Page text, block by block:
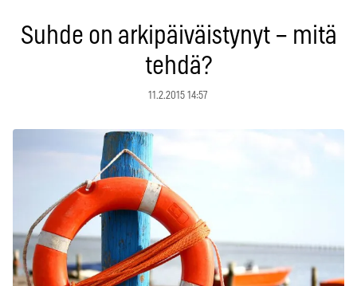
Suhde on arkipäiväistynyt – mitä
tehdä?
11.2.2015 14:57